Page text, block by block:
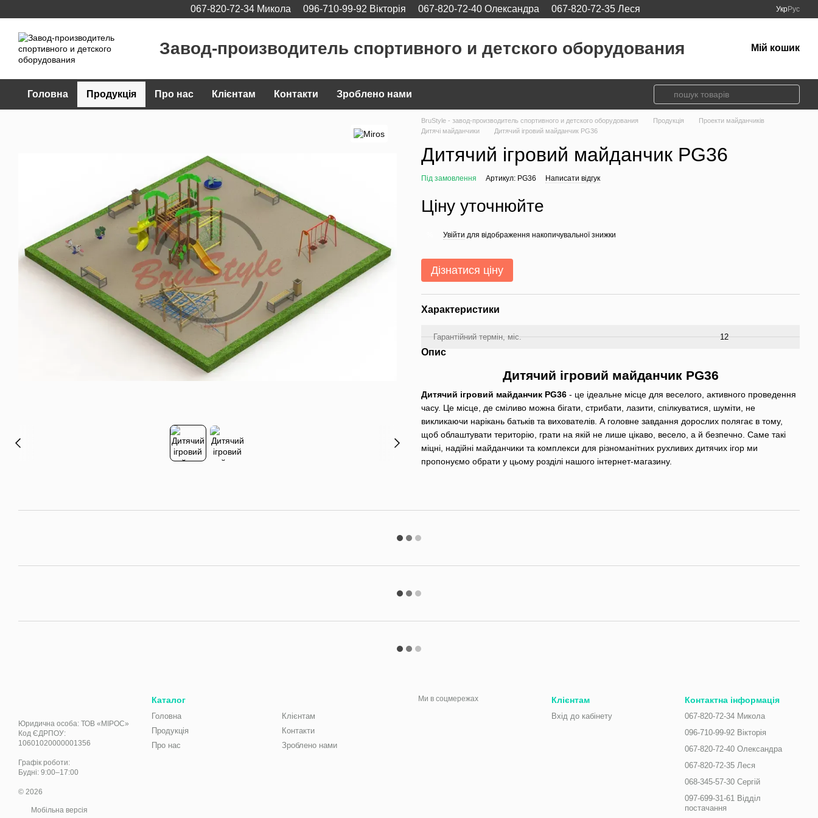
067-820-72-34 Микола 096-710-99-92 Вікторія 067-820-72-40 Олександра 067-820-72-35 Леся УкрРус
Завод-производитель спортивного и детского оборудования Мій кошик
Головна Продукція Про нас Клієнтам Контакти Зроблено нами
BruStyle - завод-производитель спортивного и детского оборудования Продукція
Проекти майданчиків
Дитячі майданчики
Дитячий ігровий майданчик PG36
Дитячий ігровий майданчик PG36
Під замовлення Артикул: PG36 Написати відгук
Ціну уточнюйте
Увійти для відображення накопичувальної знижки
Дізнатися ціну
Характеристики
Гарантійний термін, міс. 12
Опис
Дитячий ігровий майданчик PG36
Дитячий ігровий майданчик PG36 - це ідеальне місце для веселого, активного проведення
часу. Це місце, де сміливо можна бігати, стрибати, лазити, спілкуватися, шуміти, не
викликаючи нарікань батьків та вихователів. А головне завдання дорослих полягає в тому,
щоб облаштувати територію, грати на якій не лише цікаво, весело, а й безпечно. Саме такі
міцні, надійні майданчики та комплекси для різноманітних рухливих дитячих ігор ми
пропонуємо обрати у цьому розділі нашого інтернет-магазину.
Юридична особа: ТОВ «МІРОС»
Код ЄДРПОУ:
10601020000001356
Графік роботи:
Будні: 9:00–17:00
© 2026
Мобільна версія
Каталог
Головна
Продукція
Про нас
Клієнтам
Контакти
Зроблено нами
Ми в соцмережах Клієнтам
Вхід до кабінету
Контактна інформація
067-820-72-34 Микола
096-710-99-92 Вікторія
067-820-72-40 Олександра
067-820-72-35 Леся
068-345-57-30 Сергій
097-699-31-61 Відділ
постачання